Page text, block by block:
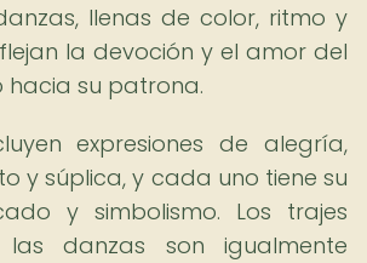
llenas de color, ritmo y
la devoción y el amor del
hacia su patrona.
expresiones de alegría,
y súplica, y cada uno tiene su
y simbolismo. Los trajes
las danzas son igualmente